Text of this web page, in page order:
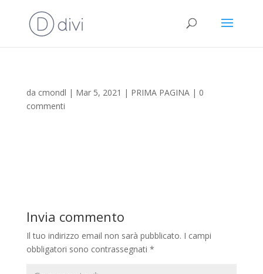
da cmondl | Mar 5, 2021 | PRIMA PAGINA| 0
commenti
Invia commento
Il tuo indirizzo email non sarà pubblicato. I campi
obbligatori sono contrassegnati *